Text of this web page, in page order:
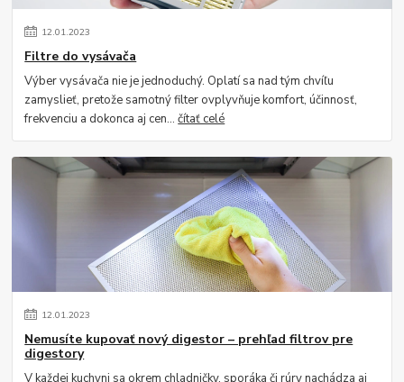
12.01.2023
Filtre do vysávača
Výber vysávača nie je jednoduchý. Oplatí sa nad tým chvíľu
zamyslieť, pretože samotný filter ovplyvňuje komfort, účinnosť,
frekvenciu a dokonca aj cen...čítať celé
12.01.2023
Nemusíte kupovať nový digestor – prehľad filtrov pre
digestory
V každej kuchyni sa okrem chladničky, sporáka či rúry nachádza aj